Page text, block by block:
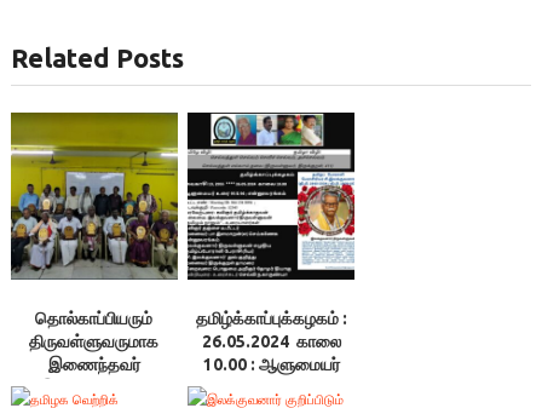
Related Posts
தொல்காப்பியரும்
திருவள்ளுவருமாக
இணைந்தவர்
தமிழ்க்காப்புக்கழகம் :
26.05.2024 காலை
10.00 : ஆளுமையர்